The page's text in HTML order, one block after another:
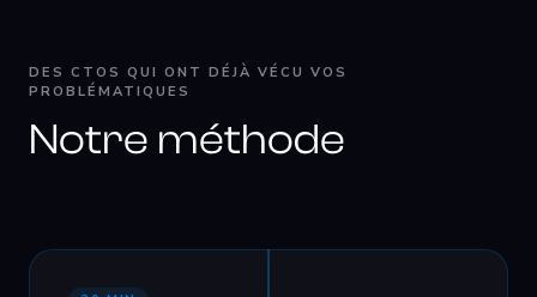
DES CTOS QUI ONT DÉJÀ VÉCU VOS
PROBLÉMATIQUES
Notre méthode